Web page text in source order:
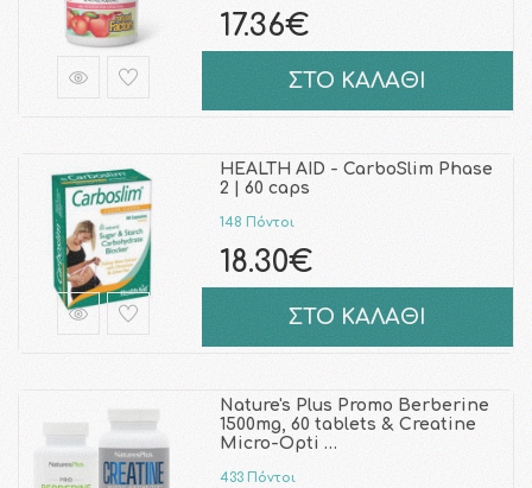
17.36€
ΣΤΟ ΚΑΛΑΘΙ
HEALTH AID - CarboSlim Phase
2 | 60 caps
148 Πόντοι
18.30€
ΣΤΟ ΚΑΛΑΘΙ
Nature's Plus Promo Berberine
1500mg, 60 tablets & Creatine
Micro-Opti …
433 Πόντοι